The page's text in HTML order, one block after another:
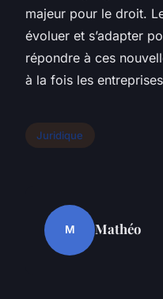
majeur pour le droit.
évoluer et s’adapter
répondre à ces
à la fois les
Juridique
M Mathéo